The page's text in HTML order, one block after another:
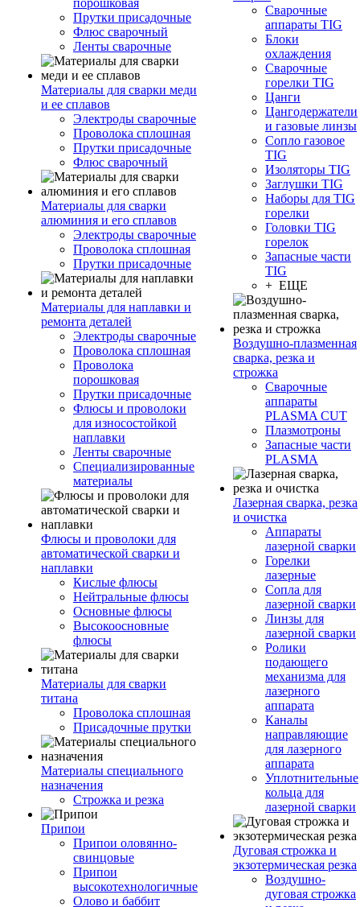
порошковая
Прутки присадочные
Флюс сварочный
Ленты сварочные
Материалы для сварки меди
и ее сплавов
Электроды сварочные
Проволока сплошная
Прутки присадочные
Флюс сварочный
Материалы для сварки
алюминия и его сплавов
Электроды сварочные
Проволока сплошная
Прутки присадочные
Материалы для наплавки и
ремонта деталей
Электроды сварочные
Проволока сплошная
Проволока
порошковая
Прутки присадочные
Флюсы и проволоки
для износостойкой
наплавки
Ленты сварочные
Специализированные
материалы
Флюсы и проволоки для
автоматической сварки и
наплавки
Кислые флюсы
Нейтральные флюсы
Основные флюсы
Высокоосновные
флюсы
Материалы для сварки
титана
Проволока сплошная
Присадочные прутки
Материалы специального
назначения
Строжка и резка
Припои
Припои оловянно-
свинцовые
Припои
высокотехнологичные
Олово и баббит
Сварочные
аппараты TIG
Блоки
охлаждения
Сварочные
горелки TIG
Цанги
Цангодержатели
и газовые линзы
Сопло газовое
TIG
Изоляторы TIG
Заглушки TIG
Наборы для TIG
горелки
Головки TIG
горелок
Запасные части
TIG
+ ЕЩЕ
Воздушно-плазменная
сварка, резка и
строжка
Сварочные
аппараты
PLASMA CUT
Плазмотроны
Запасные части
PLASMA
Лазерная сварка, резка
и очистка
Аппараты
лазерной сварки
Горелки
лазерные
Сопла для
лазерной сварки
Линзы для
лазерной сварки
Ролики
подающего
механизма для
лазерного
аппарата
Каналы
направляющие
для лазерного
аппарата
Уплотнительные
кольца для
лазерной сварки
Дуговая строжка и
экзотермическая резка
Воздушно-
дуговая строжка